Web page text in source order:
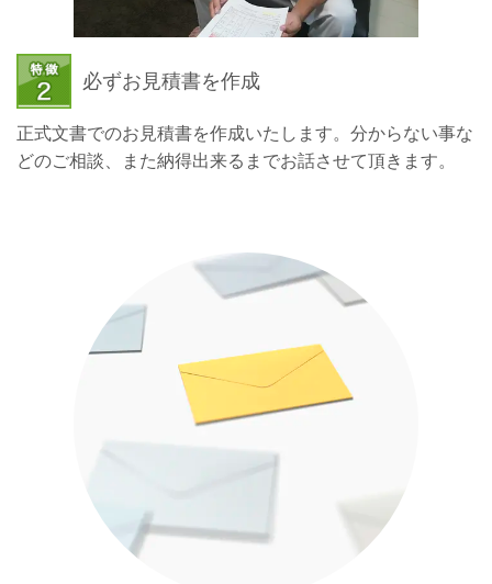
必ずお見積書を作成
正式文書でのお見積書を作成いたします。分からない事な
どのご相談、また納得出来るまでお話させて頂きます。